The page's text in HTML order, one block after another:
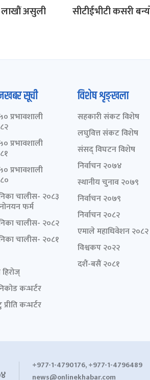
लाखौं असुली सीटीईभीटी कसरी
सूची
प्रभावशाली
प्रभावशाली
प्रभावशाली
चालीस- २०८३
फर्म
चालीस- २०८२
चालीस- २०८१
कन्भर्टर
कन्भर्टर
विशेष शृङ्खला
सहकारी संकट विशेष
लघुवित्त संकट विशेष
संसद् विघटन विशेष
निर्वाचन २०७४
स्थानीय चुनाव २०७९
निर्वाचन २०७९
निर्वाचन २०८२
एमाले महाधिवेशन २०८२
विश्वकप २०२२
दशैं-बसैं २०८१
+977-1-4790176, +977-1-4796489
news@onlinekhabar.com